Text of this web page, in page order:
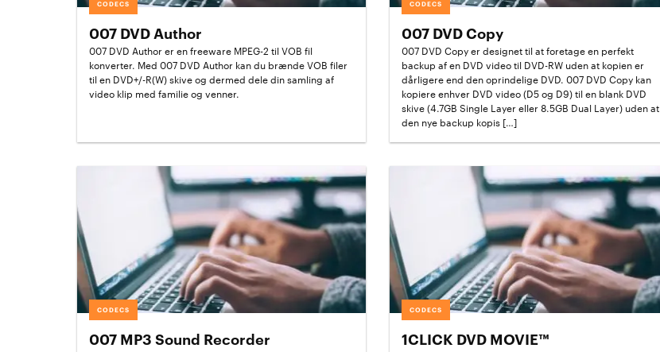
CODECS
007 DVD Author
007 DVD Author er en freeware MPEG-2 til VOB fil
konverter. Med 007 DVD Author kan du brænde VOB filer
til en DVD+/-R(W) skive og dermed dele din samling af
video klip med familie og venner.
CODECS
007 DVD Copy
007 DVD Copy er designet til at foretage en perfekt
backup af en DVD video til DVD-RW uden at kopien er
dårligere end den oprindelige DVD. 007 DVD Copy kan
kopiere enhver DVD video (D5 og D9) til en blank DVD
skive (4.7GB Single Layer eller 8.5GB Dual Layer) uden at
den nye backup kopis […]
CODECS
007 MP3 Sound Recorder
CODECS
1CLICK DVD MOVIE™